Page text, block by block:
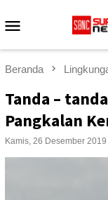
ke
Beranda
Tanda –
Pangkalan
Kamis, 26 Desember